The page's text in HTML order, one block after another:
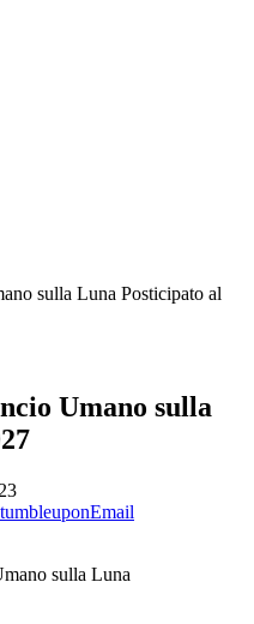
sulla Luna Posticipato al
Umano sulla
Email